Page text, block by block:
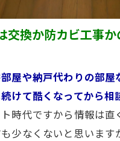
交換か防カビ工事
屋や納戸代わりの部屋
けて酷くなってから相
時代ですから情報は直
少なくないと思います